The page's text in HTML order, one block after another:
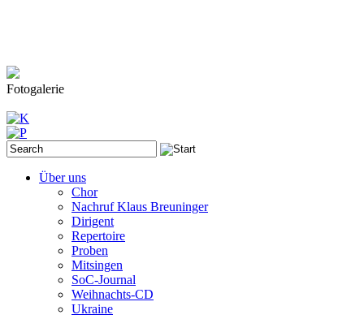
Fotogalerie
Über uns
Chor
Nachruf Klaus Breuninger
Dirigent
Repertoire
Proben
Mitsingen
SoC-Journal
Weihnachts-CD
Ukraine